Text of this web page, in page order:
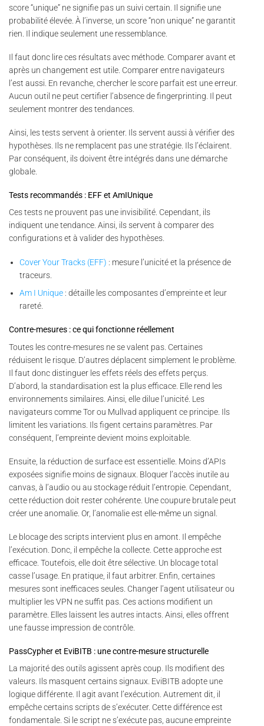
score “unique” ne signifie pas un suivi certain. Il signifie une
probabilité élevée. À l’inverse, un score “non unique” ne garantit
rien. Il indique seulement une ressemblance.
Il faut donc lire ces résultats avec méthode. Comparer avant et
après un changement est utile. Comparer entre navigateurs
l’est aussi. En revanche, chercher le score parfait est une erreur.
Aucun outil ne peut certifier l’absence de fingerprinting. Il peut
seulement montrer des tendances.
Ainsi, les tests servent à orienter. Ils servent aussi à vérifier des
hypothèses. Ils ne remplacent pas une stratégie. Ils l’éclairent.
Par conséquent, ils doivent être intégrés dans une démarche
globale.
Tests recommandés : EFF et AmIUnique
Ces tests ne prouvent pas une invisibilité. Cependant, ils
indiquent une tendance. Ainsi, ils servent à comparer des
configurations et à valider des hypothèses.
Cover Your Tracks (EFF) : mesure l’unicité et la présence de
traceurs.
Am I Unique : détaille les composantes d’empreinte et leur
rareté.
Contre-mesures : ce qui fonctionne réellement
Toutes les contre-mesures ne se valent pas. Certaines
réduisent le risque. D’autres déplacent simplement le problème.
Il faut donc distinguer les effets réels des effets perçus.
D’abord, la standardisation est la plus efficace. Elle rend les
environnements similaires. Ainsi, elle dilue l’unicité. Les
navigateurs comme Tor ou Mullvad appliquent ce principe. Ils
limitent les variations. Ils figent certains paramètres. Par
conséquent, l’empreinte devient moins exploitable.
Ensuite, la réduction de surface est essentielle. Moins d’APIs
exposées signifie moins de signaux. Bloquer l’accès inutile au
canvas, à l’audio ou au stockage réduit l’entropie. Cependant,
cette réduction doit rester cohérente. Une coupure brutale peut
créer une anomalie. Or, l’anomalie est elle-même un signal.
Le blocage des scripts intervient plus en amont. Il empêche
l’exécution. Donc, il empêche la collecte. Cette approche est
efficace. Toutefois, elle doit être sélective. Un blocage total
casse l’usage. En pratique, il faut arbitrer. Enfin, certaines
mesures sont inefficaces seules. Changer l’agent utilisateur ou
multiplier les VPN ne suffit pas. Ces actions modifient un
paramètre. Elles laissent les autres intacts. Ainsi, elles offrent
une fausse impression de contrôle.
PassCypher et EviBITB : une contre-mesure structurelle
La majorité des outils agissent après coup. Ils modifient des
valeurs. Ils masquent certains signaux. EviBITB adopte une
logique différente. Il agit avant l’exécution. Autrement dit, il
empêche certains scripts de s’exécuter. Cette différence est
fondamentale. Si le script ne s’exécute pas, aucune empreinte